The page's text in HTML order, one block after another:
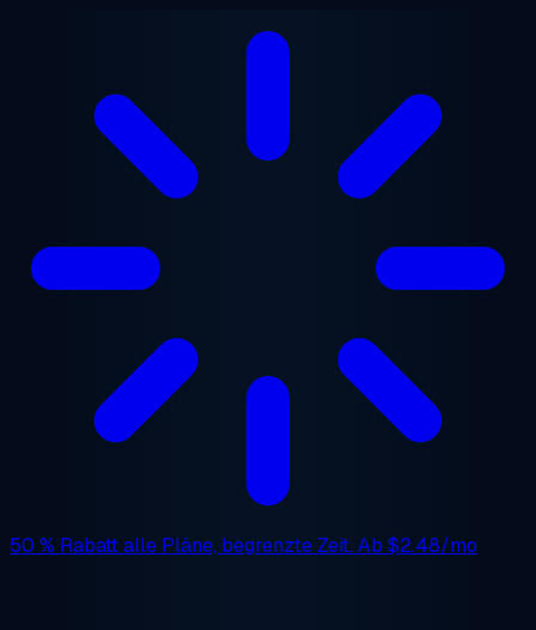
50 % Rabattalle Pläne, begrenzte Zeit. Ab $2.48/mo